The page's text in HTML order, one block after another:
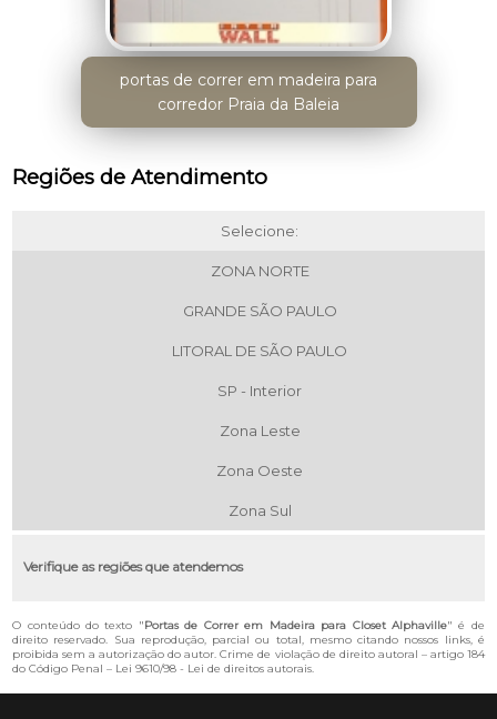
portas de correr em madeira para
corredor Praia da Baleia
Regiões de Atendimento
Selecione:
ZONA NORTE
GRANDE SÃO PAULO
LITORAL DE SÃO PAULO
SP - Interior
Zona Leste
Zona Oeste
Zona Sul
Verifique as regiões que atendemos
O conteúdo do texto "Portas de Correr em Madeira para Closet Alphaville" é de
direito reservado. Sua reprodução, parcial ou total, mesmo citando nossos links, é
proibida sem a autorização do autor. Crime de violação de direito autoral – artigo 184
do Código Penal – Lei 9610/98 - Lei de direitos autorais.